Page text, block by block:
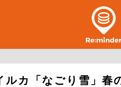
ルカ「なごり雪」